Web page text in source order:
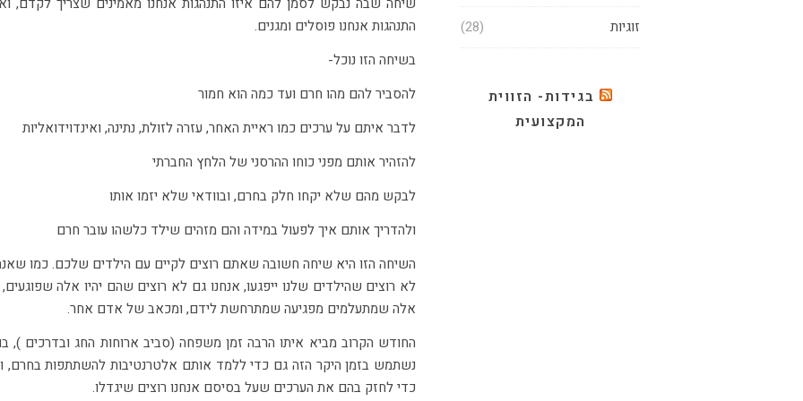
התנהגות אנחנו פוסלים ומגנים.
בשיחה הזו נוכל-
להסביר להם מהו חרם ועד כמה הוא חמור
לדבר איתם על ערכים כמו ראיית האחר, עזרה לזולת, נתינה, ואינדוידואליות
להזהיר אותם מפני כוחו ההרסני של הלחץ החברתי
לבקש מהם שלא יקחו חלק בחרם, ובוודאי שלא יזמו אותו
ולהדריך אותם איך לפעול במידה והם מזהים שילד כלשהו עובר חרם
השיחה הזו היא שיחה חשובה שאתם רוצים לקיים עם הילדים שלכם. כמו
לא רוצים שהילדים שלנו ייפגעו, אנחנו גם לא רוצים שהם יהיו אלה
אלה שמתעלמים מפגיעה שמתרחשת לידם, ומכאב של אדם אחר.
החודש הקרוב מביא איתו הרבה זמן משפחה (סביב ארוחות החג ובדרכים ),
נשתמש בזמן היקר הזה גם כדי ללמד אותם אלטרנטיבות להשתתפות בחרם,
כדי לחזק בהם את הערכים שעל בסיסם אנחנו רוצים שיגדלו.
זוגיות (28)
בגידות- הזווית
המקצועית